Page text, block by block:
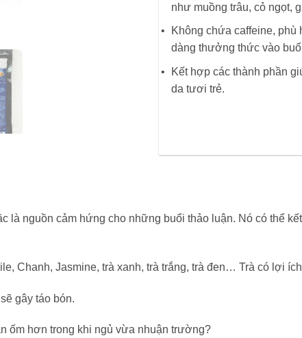
như muồng trâu, cỏ ngọt,
Không chứa caffeine,
dàng thưởng thức vào
Kết hợp các thành phần
da tươi trẻ.
là nguồn cảm hứng cho những buổi thảo luận. Nó có thể
Chanh, Jasmine, trà xanh, trà trắng, trà đen… Trà có lợi
gây táo bón.
ốm hơn trong khi ngủ vừa nhuận trường?